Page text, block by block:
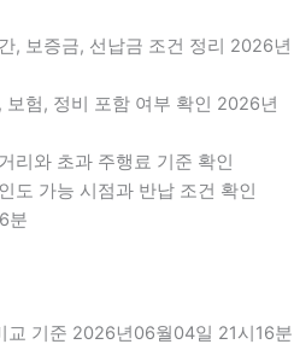
, 보증금, 선납금 조건 정리 2026년
보험, 정비 포함 여부 확인 2026년
리와 초과 주행료 기준 확인
도 가능 시점과 반납 조건 확인
분
교 기준 2026년06월04일 21시16분